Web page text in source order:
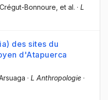
Bonnoure , et al. · L
des sites du
d'Atapuerca
· L Anthropologie ·